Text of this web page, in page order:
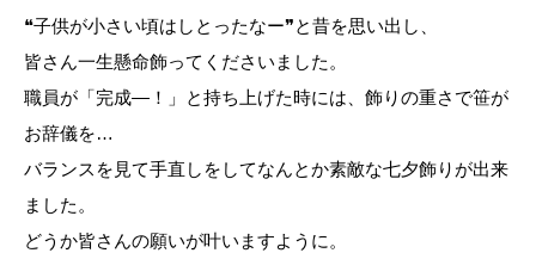
❝子供が小さい頃はしとったなー❞と昔を思い出し、
皆さん一生懸命飾ってくださいました。
職員が「完成―！」と持ち上げた時には、飾りの重さで笹が
お辞儀を…
バランスを見て手直しをしてなんとか素敵な七夕飾りが出来
ました。
どうか皆さんの願いが叶いますように。